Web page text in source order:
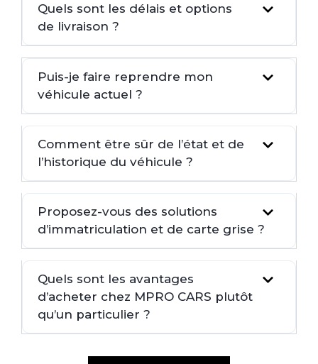
Quels sont les délais et options
de livraison ?
Puis-je faire reprendre mon
véhicule actuel ?
Comment être sûr de l’état et de
l’historique du véhicule ?
Proposez-vous des solutions
d’immatriculation et de carte grise ?
Quels sont les avantages
d’acheter chez MPRO CARS plutôt
qu’un particulier ?